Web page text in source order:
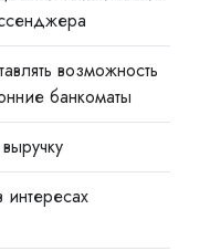
возможность
банкоматы